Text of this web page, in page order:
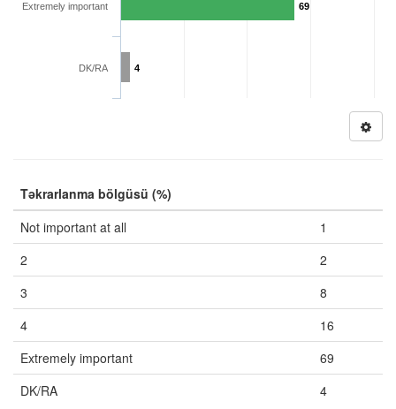
69
4
Extremely important
DK/RA
Təkrarlanma bölgüsü (%)
Not important at all
1
2
2
3
8
4
16
Extremely important
69
DK/RA
4